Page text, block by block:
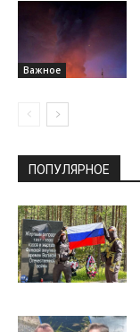
Важное
ПОПУЛЯРНОЕ